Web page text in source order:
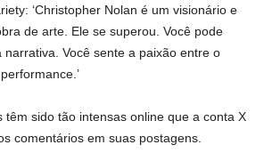
‘Christopher Nolan é um visionário e
de arte. Ele se superou. Você pode
Você sente a paixão entre o
têm sido tão intensas online que a conta X
comentários em suas postagens.